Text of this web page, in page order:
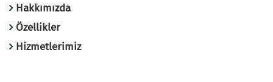
Hakkımızda
Özellikler
Hizmetlerimiz